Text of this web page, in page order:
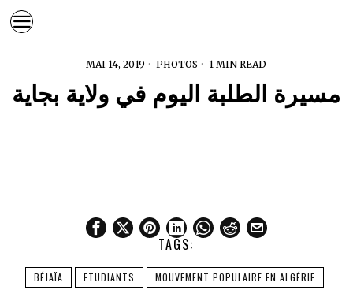
MAI 14, 2019 PHOTOS 1 MIN READ
مسيرة الطلبة اليوم في ولاية بجاية
TAGS:
BÉJAÏA ETUDIANTS MOUVEMENT POPULAIRE EN ALGÉRIE